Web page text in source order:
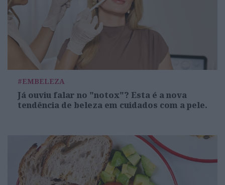
#EMBELEZA
Já ouviu falar no "notox"? Esta é a nova
tendência de beleza em cuidados com a pele.